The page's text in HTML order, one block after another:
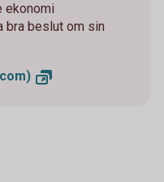
ekonomi
bra beslut om sin